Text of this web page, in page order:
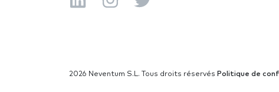
2026 Neventum S.L. Tous droits réservés Politique de